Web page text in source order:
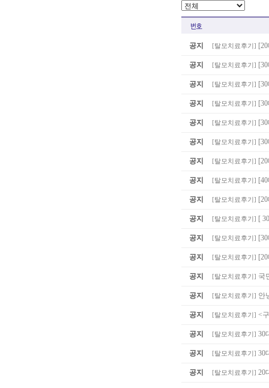
공지 [탈모치료후기 ]
공지 [탈모치료후기 ]
공지 [탈모치료후기 ]
공지 [탈모치료후기 ]
공지 [탈모치료후기 ]
공지 [탈모치료후기 ]
공지 [탈모치료후기 ]
공지 [탈모치료후기 ]
공지 [탈모치료후기 ]
공지 [탈모치료후기 ] [
공지 [탈모치료후기 ]
공지 [탈모치료후기 ]
공지 [탈모치료후기 ] 국
공지 [탈모치료후기 ] 안
공지 [탈모치료후기 ] <
공지 [탈모치료후기 ] 30
공지 [탈모치료후기 ] 30
공지 [탈모치료후기 ] 20